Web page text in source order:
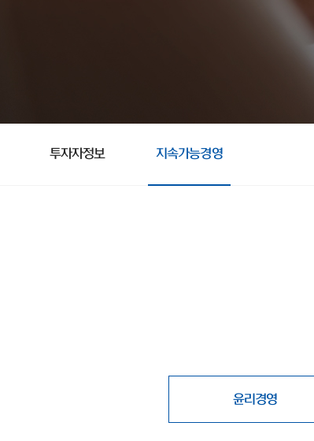
투자자정보 지속가능경영
윤리경영